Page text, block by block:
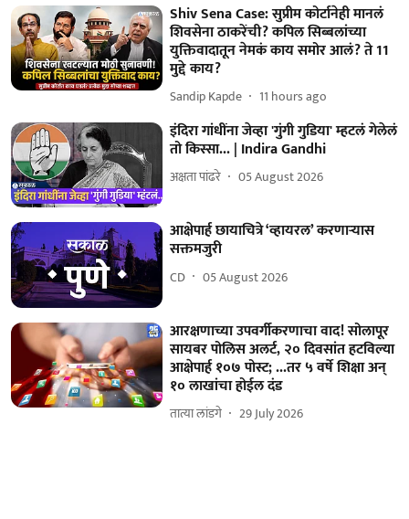
Shiv Sena Case: सुप्रीम कोर्टानेही मानलं
शिवसेना ठाकरेंची? कपिल सिब्बलांच्या
युक्तिवादातून नेमकं काय समोर आलं? ते 11
मुद्दे काय?
Sandip Kapde 11 hours ago
इंदिरा गांधींना जेव्हा 'गुंगी गुडिया' म्हटलं गेलेलं
तो किस्सा... | Indira Gandhi
अक्षता पांढरे 05 August 2026
आक्षेपार्ह छायाचित्रे ‘व्हायरल’ करणाऱ्यास
सक्तमजुरी
CD 05 August 2026
आरक्षणाच्या उपवर्गीकरणाचा वाद! सोलापूर
सायबर पोलिस अलर्ट, २० दिवसांत हटविल्या
आक्षेपार्ह १०७ पोस्ट; ...तर ५ वर्षे शिक्षा अन्‌
१० लाखांचा होईल दंड
तात्या लांडगे 29 July 2026